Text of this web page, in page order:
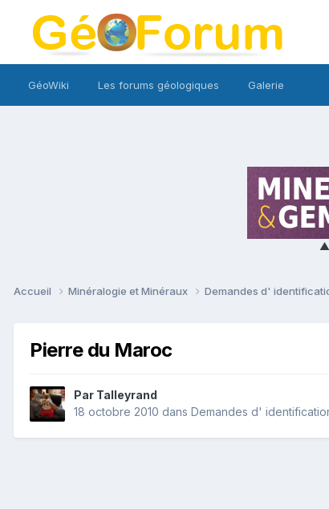
GéoWiki Les forums géologiques Galerie
▲
Accueil Minéralogie et Minéraux Demandes d'
Pierre du Maroc
Par Talleyrand
18 octobre 2010 dans Demandes d'